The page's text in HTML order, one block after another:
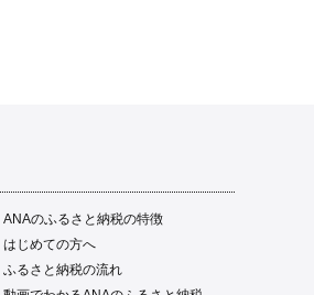
ANAのふるさと納税の特徴
はじめての方へ
ふるさと納税の流れ